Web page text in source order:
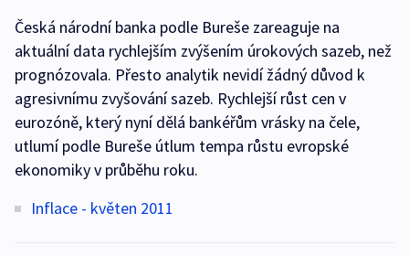
Česká národní banka podle Bureše zareaguje na
aktuální data rychlejším zvýšením úrokových sazeb, než
prognózovala. Přesto analytik nevidí žádný důvod k
agresivnímu zvyšování sazeb. Rychlejší růst cen v
eurozóně, který nyní dělá bankéřům vrásky na čele,
utlumí podle Bureše útlum tempa růstu evropské
ekonomiky v průběhu roku.
Inflace - květen 2011